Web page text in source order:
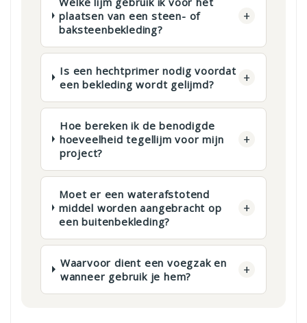
plaatsen van een steen- of
baksteenbekleding?
+
Is een hechtprimer nodig voordat
een bekleding wordt gelijmd?
+
Hoe bereken ik de benodigde
hoeveelheid tegellijm voor mijn
project?
+
Moet er een waterafstotend
middel worden aangebracht op
een buitenbekleding?
+
Waarvoor dient een voegzak en
wanneer gebruik je hem?
+